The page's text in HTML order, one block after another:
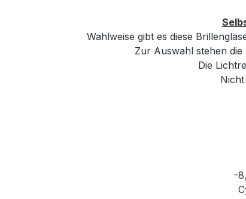
Wahlweise gibt es diese
Zur Auswahl stehen
Die
-